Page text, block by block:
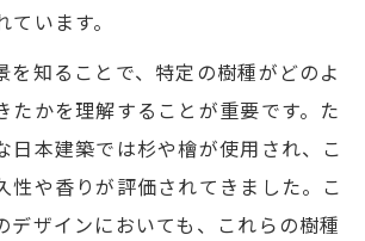
います。
を知ることで、特定の樹種がどのよ
たかを理解することが重要です。た
日本建築では杉や檜が使用され、こ
性や香りが評価されてきました。こ
デザインにおいても、これらの樹種